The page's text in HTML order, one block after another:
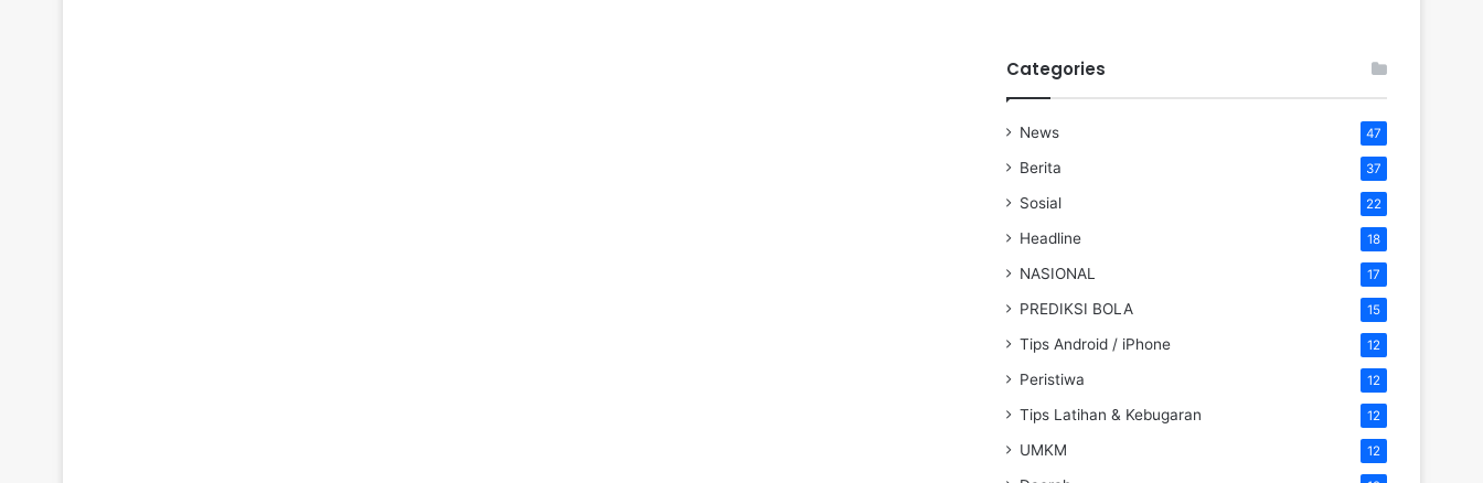
Categories
News 47
Berita 37
Sosial 22
Headline 18
NASIONAL 17
PREDIKSI BOLA 15
Tips Android / iPhone 12
Peristiwa 12
Tips Latihan & Kebugaran 12
UMKM 12